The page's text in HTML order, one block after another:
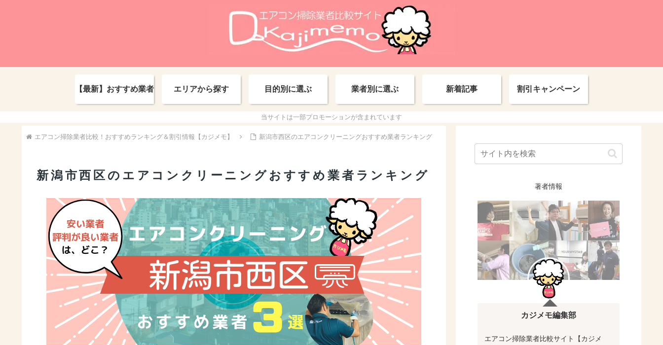
【最新】おすすめ業者 エリアから探す 目的別に選ぶ 業者別に選ぶ 新着記事 割引キャンペーン
当サイトは一部プロモーションが含まれています
エアコン掃除業者比較！おすすめランキング＆割引情報【カジメモ】 新潟市西区のエアコンクリーニングおすすめ業者ランキング
新潟市西区のエアコンクリーニングおすすめ業者ランキング
著者情報
カジメモ編集部
エアコン掃除業者比較サイト【カジメ